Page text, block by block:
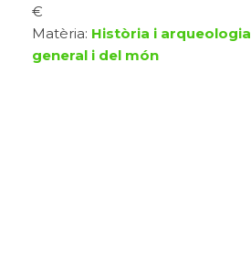
€
Matèria: Història i arqueologia
general i del món